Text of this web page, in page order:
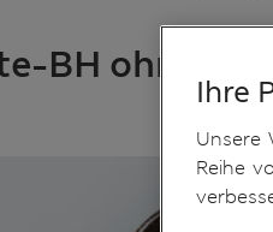
BH ohne
Ihre
Unsere
Reihe